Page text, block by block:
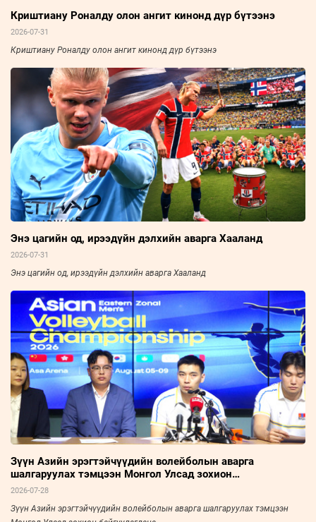
Криштиану Роналду олон ангит кинонд дүр бүтээнэ
2026-07-31
Криштиану Роналду олон ангит кинонд дүр бүтээнэ
Энэ цагийн од, ирээдүйн дэлхийн аварга Хааланд
2026-07-31
Энэ цагийн од, ирээдүйн дэлхийн аварга Хааланд
Зүүн Азийн эрэгтэйчүүдийн волейболын аварга
шалгаруулах тэмцээн Монгол Улсад зохион
байгуулагдана
2026-07-28
Зүүн Азийн эрэгтэйчүүдийн волейболын аварга шалгаруулах тэмцээн